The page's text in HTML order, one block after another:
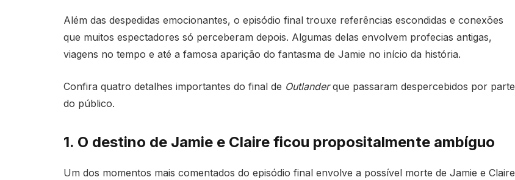
Além das despedidas emocionantes, o episódio final trouxe referências escondidas e conexões
que muitos espectadores só perceberam depois. Algumas delas envolvem profecias antigas,
viagens no tempo e até a famosa aparição do fantasma de Jamie no início da história.
Confira quatro detalhes importantes do final de Outlanderque passaram despercebidos por parte
do público.
1. O destino de Jamie e Claire ficou propositalmente ambíguo
Um dos momentos mais comentados do episódio final envolve a possível morte de Jamie e Claire